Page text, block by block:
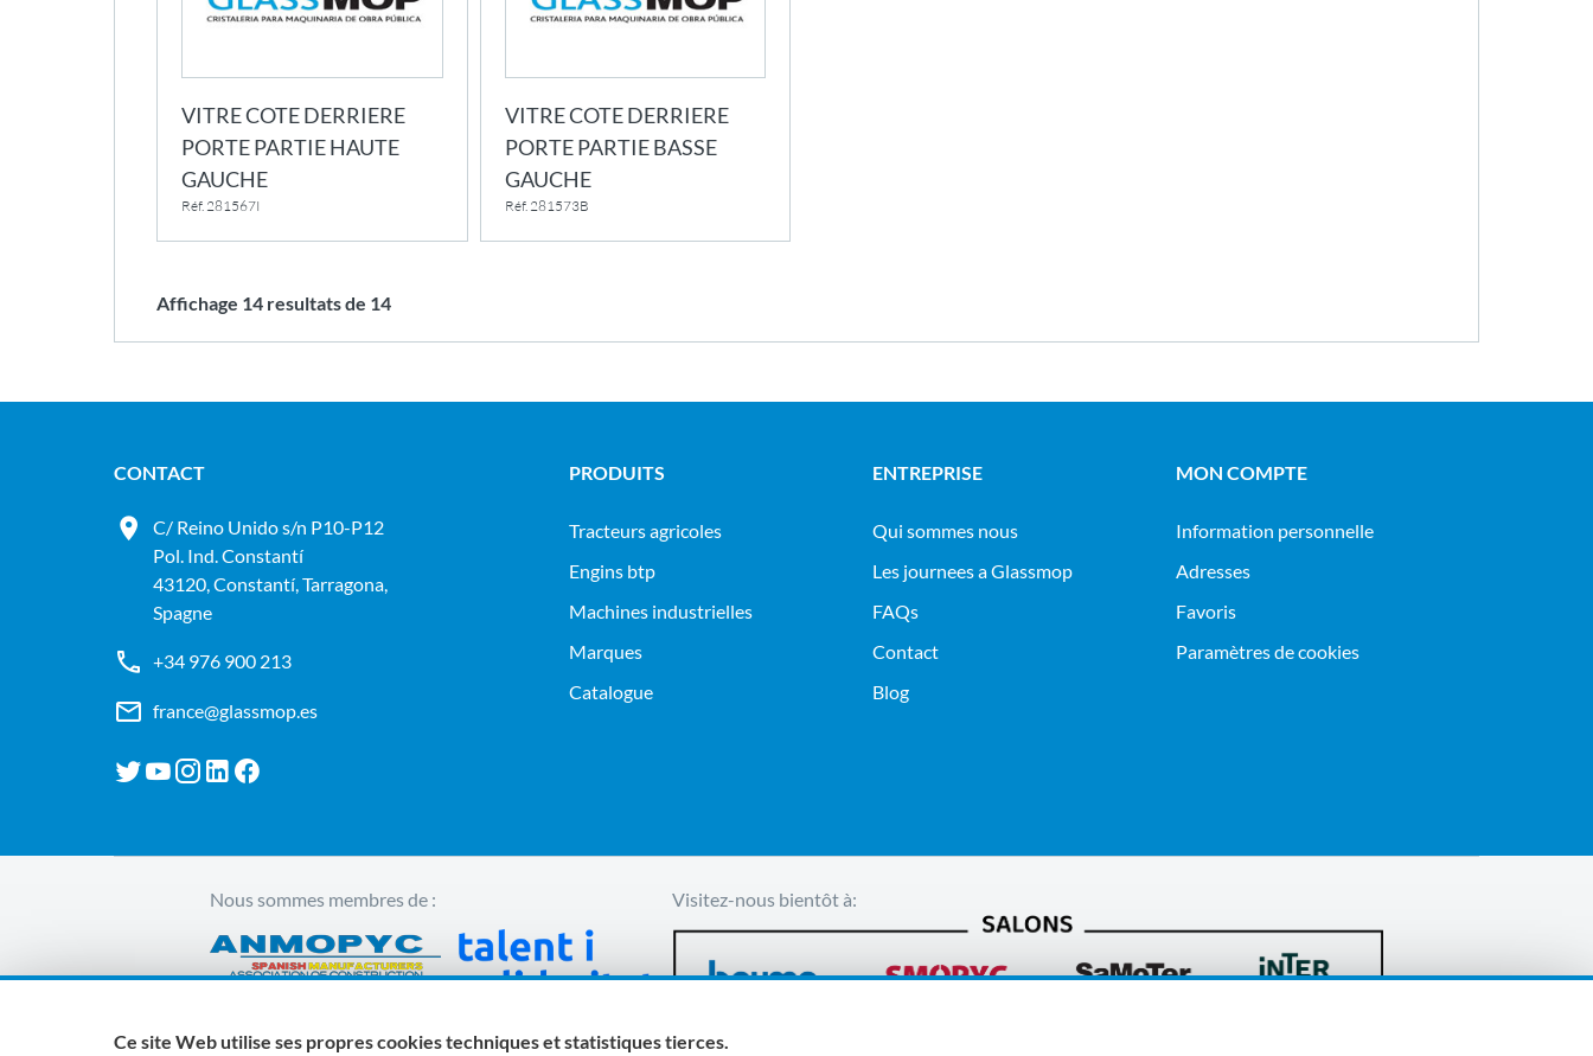
VITRE COTE DERRIERE
PORTE PARTIE HAUTE
GAUCHE
Réf. 281567I
VITRE COTE DERRIERE
PORTE PARTIE BASSE
GAUCHE
Réf. 281573B
Affichage 14 resultats de 14
CONTACT
C/ Reino Unido s/n P10-P12
Pol. Ind. Constantí
43120, Constantí, Tarragona,
Spagne
+34 976 900 213
france@glassmop.es
PRODUITS
tracteurs agricoles
engins btp
machines industrielles
Marques
Catalogue
ENTREPRISE
Qui sommes nous
Les journees a Glassmop
FAQs
Contact
Blog
MON COMPTE
Information personnelle
Adresses
Favoris
Paramètres de cookies
Nous sommes membres de : Visitez-nous bientôt à:
Ce site Web utilise ses propres cookies techniques et statistiques tierces.